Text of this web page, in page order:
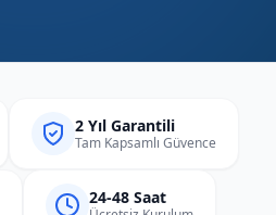
2 Yıl Garantili
Tam Kapsamlı Güvence
24-48 Saat